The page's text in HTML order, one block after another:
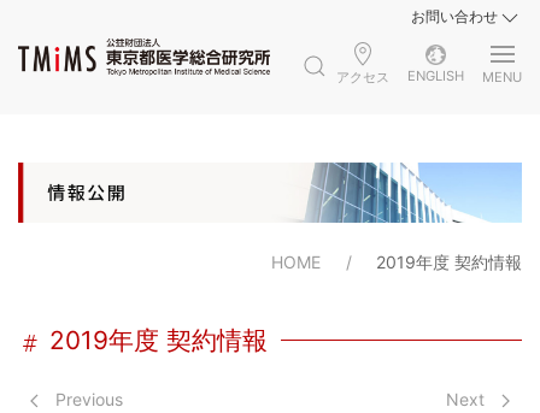
お問い合わせ
アクセス ENGLISH MENU
HOME 2019年度 契約情報
2019年度 契約情報
Previous Next